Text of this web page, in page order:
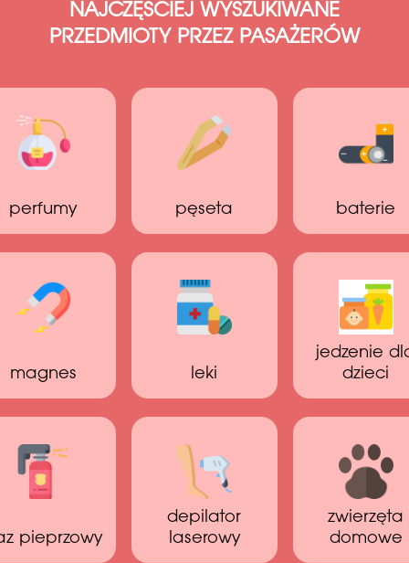
NAJCZĘSCIEJ WYSZUKIWANE
PRZEDMIOTY PRZEZ PASAŻERÓW
perfumy pęseta baterie
magnes leki
jedzenie
dzieci
pieprzowy
depilator
laserowy
zwierzęta
domowe